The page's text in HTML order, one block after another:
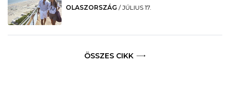
OLASZORSZÁG /JÚLIUS 17.
ÖSSZES CIKK